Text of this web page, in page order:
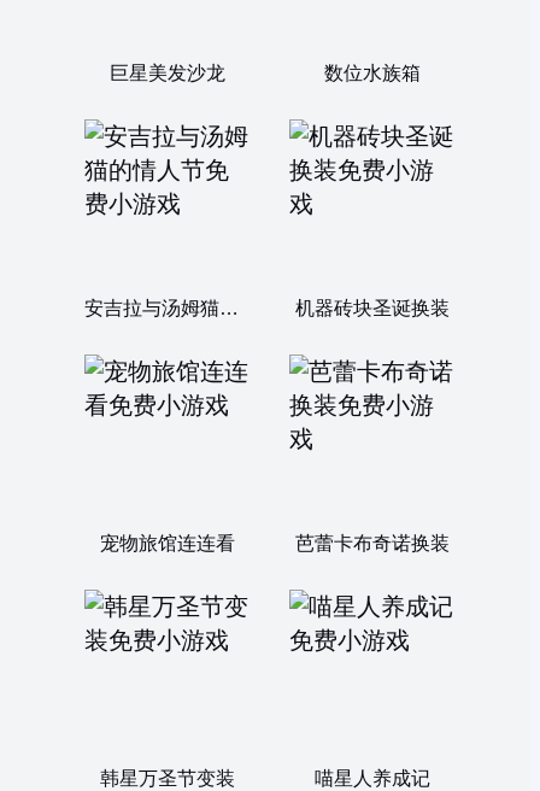
巨星美发沙龙 数位水族箱
安吉拉与汤姆猫的情人节 机器砖块圣诞换装
宠物旅馆连连看 芭蕾卡布奇诺换装
韩星万圣节变装 喵星人养成记